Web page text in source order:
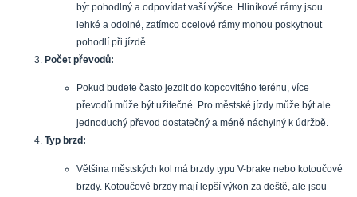
být pohodlný a odpovídat vaší výšce. Hliníkové rámy jsou
lehké a odolné, zatímco ocelové rámy mohou poskytnout
pohodlí při jízdě.
Počet převodů:
Pokud budete často jezdit do kopcovitého terénu, více
převodů může být užitečné. Pro městské jízdy může být ale
jednoduchý převod dostatečný a méně náchylný k údržbě.
Typ brzd:
Většina městských kol má brzdy typu V-brake nebo kotoučové
brzdy. Kotoučové brzdy mají lepší výkon za deště, ale jsou